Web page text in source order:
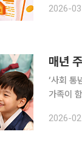
년 해외
2026-
매년
‘사회 통
가족이
다. 하지
2026-